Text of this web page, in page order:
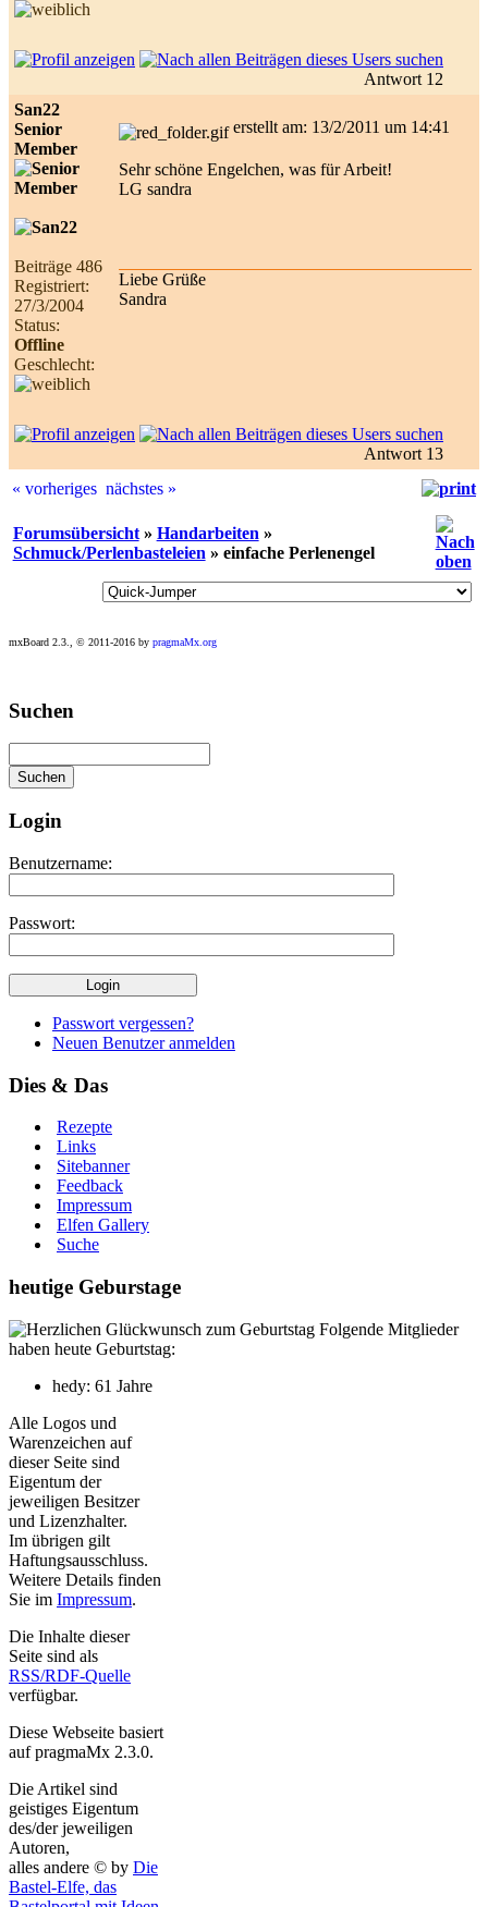
Antwort 12
San22
Senior
Member
Beiträge 486
Registriert:
27/3/2004
Status:
Offline
Geschlecht:
erstellt am: 13/2/2011 um 14:41
Sehr schöne Engelchen, was für Arbeit!
LG sandra
Liebe Grüße
Sandra
Antwort 13
« vorheriges nächstes »
Forumsübersicht» Handarbeiten »
Schmuck/Perlenbasteleien » einfache Perlenengel
mxBoard 2.3., © 2011-2016 by pragmaMx.org
Play
best
casino
at
site
https://onlineslots.money/
Suchen
Login
Benutzername:
Passwort:
Passwort vergessen?
Neuen Benutzer anmelden
Dies & Das
Rezepte
Links
Sitebanner
Feedback
Impressum
Elfen Gallery
Suche
heutige Geburstage
Folgende Mitglieder
haben heute Geburtstag:
hedy: 61 Jahre
Alle Logos und
Warenzeichen auf
dieser Seite sind
Eigentum der
jeweiligen Besitzer
und Lizenzhalter.
Im übrigen gilt
Haftungsausschluss.
Weitere Details finden
Sie im Impressum.
Die Inhalte dieser
Seite sind als
RSS/RDF-Quelle
verfügbar.
Diese Webseite basiert
auf pragmaMx 2.3.0.
Die Artikel sind
geistiges Eigentum
des/der jeweiligen
Autoren,
alles andere © by Die
Bastel-Elfe, das